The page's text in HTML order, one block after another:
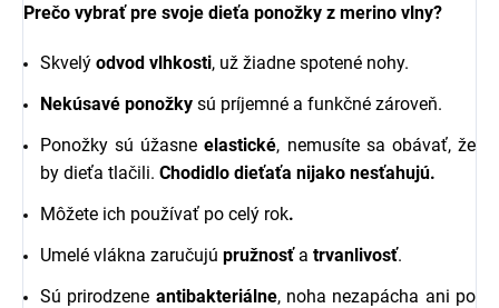
Prečo vybrať pre svoje dieťa ponožky z merino vlny?
Skvelý odvod vlhkosti, už žiadne spotené nohy.
Nekúsavé ponožky sú príjemné a funkčné zároveň.
Ponožky sú úžasneelastické, nemusíte sa obávať, že
by dieťa tlačili. Chodidlo dieťaťa nijako nesťahujú.
Môžete ich používať po celý rok.
Umelé vlákna zaručujú pružnosťa trvanlivosť.
Sú prirodzene antibakteriálne, noha nezapácha ani po